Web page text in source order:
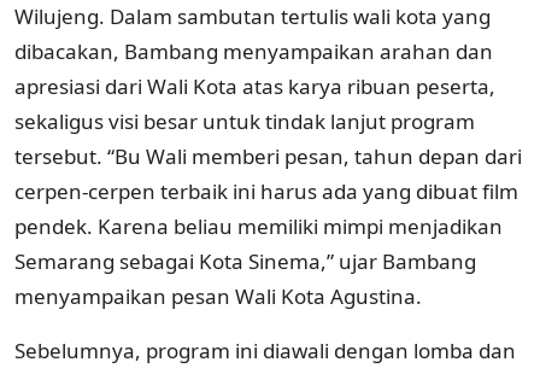
Wilujeng. Dalam sambutan tertulis wali kota yang
dibacakan, Bambang menyampaikan arahan dan
apresiasi dari Wali Kota atas karya ribuan peserta,
sekaligus visi besar untuk tindak lanjut program
tersebut. “Bu Wali memberi pesan, tahun depan dari
cerpen-cerpen terbaik ini harus ada yang dibuat film
pendek. Karena beliau memiliki mimpi menjadikan
Semarang sebagai Kota Sinema,” ujar Bambang
menyampaikan pesan Wali Kota Agustina.
Sebelumnya, program ini diawali dengan lomba dan